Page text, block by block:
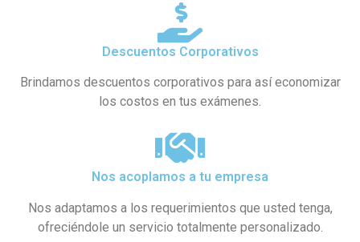
Descuentos Corporativos
Brindamos descuentos corporativos para así economizar
los costos en tus exámenes.
Nos acoplamos a tu empresa
Nos adaptamos a los requerimientos que usted tenga,
ofreciéndole un servicio totalmente personalizado.